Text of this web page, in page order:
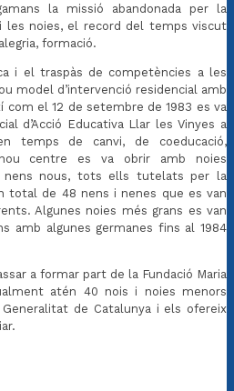
la missió abandonada per la
les noies, el record del temps viscut
formació.
i el traspàs de competències a les
model d’intervenció residencial amb
com el 12 de setembre de 1983 es va
d’Acció Educativa Llar les Vinyes a
temps de canvi, de coeducació,
centre es va obrir amb noies
nens nous, tots ells tutelats per la
total de 48 nens i nenes que es van
Algunes noies més grans es van
amb algunes germanes fins al 1984
a formar part de la Fundació Maria
atén 40 nois i noies menors
de Catalunya i els ofereix